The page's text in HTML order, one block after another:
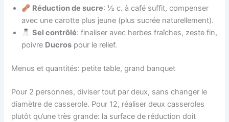
Réduction de sucre: ½ c. à café suffit, compenser
avec une carotte plus jeune (plus sucrée naturellement).
Sel contrôlé: finaliser avec herbes fraîches, zeste fin,
poivre Ducros pour le relief.
Menus et quantités: petite table, grand banquet
Pour 2 personnes, diviser tout par deux, sans changer le
diamètre de casserole. Pour 12, réaliser deux casseroles
plutôt qu’une très grande: la surface de réduction doit